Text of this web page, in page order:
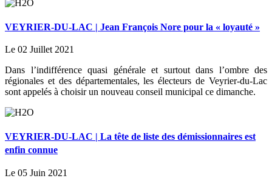
VEYRIER-DU-LAC | Jean François Nore pour la « loyauté »
Le 02 Juillet 2021
Dans l’indifférence quasi générale et surtout dans l’ombre des
régionales et des départementales, les électeurs de Veyrier-du-Lac
sont appelés à choisir un nouveau conseil municipal ce dimanche.
VEYRIER-DU-LAC | La tête de liste des démissionnaires est
enfin connue
Le 05 Juin 2021